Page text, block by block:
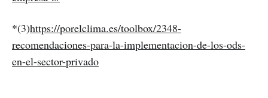
*(3)https://porelclima.es/toolbox/2348-
recomendaciones-para-la-implementacion-de-los-ods-
en-el-sector-privado